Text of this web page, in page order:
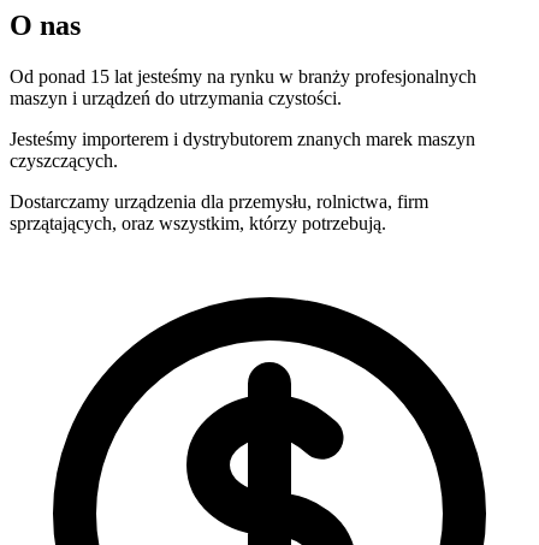
O nas
Od ponad 15 lat jesteśmy na rynku w branży profesjonalnych
maszyn i urządzeń do utrzymania czystości.
Jesteśmy importerem i dystrybutorem znanych marek maszyn
czyszczących.
Dostarczamy urządzenia dla przemysłu, rolnictwa, firm
sprzątających, oraz wszystkim, którzy potrzebują.